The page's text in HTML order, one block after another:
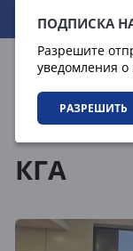
ПОДПИСКА
Разрешите
уведомления о
РАЗРЕШИТЬ
06.08.2026
КГА